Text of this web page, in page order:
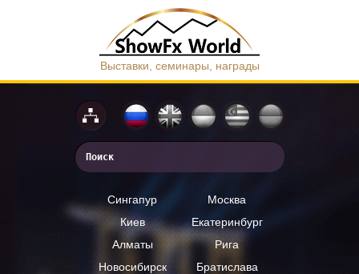
Выставки, семинары, награды
Сингапур
Москва
Киев
Екатеринбург
Алматы
Рига
Новосибирск
Братислава